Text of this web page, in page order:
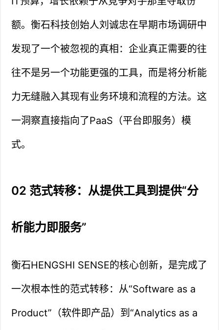
额。衡石科技创始人刘诚忠在早期市场调研中
发现了一个被忽视的真相：企业真正需要的往
往不是另一个功能更强的工具，而是将分析能
力无缝融入其现有业务环境和流程的方法。这
一洞察直接指向了PaaS（平台即服务）模
式。
02 范式转移：从提供工具到提供“分
析能力即服务”
衡石HENGSHI SENSE的核心创新，是完成了
一次根本性的范式转移：从“Software as a
Product”（软件即产品）到“Analytics as a